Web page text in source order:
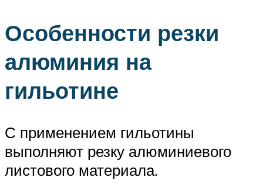
Особенности резки
алюминия на
гильотине
С применением гильотины
выполняют резку алюминиевого
листового материала.